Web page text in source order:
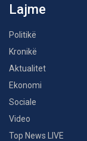
Lajme
Politikë
Kronikë
Aktualitet
Ekonomi
Sociale
Video
Top News LIVE